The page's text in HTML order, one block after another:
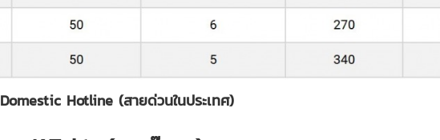
Domestic Hotline (สายด่วนในประเทศ)